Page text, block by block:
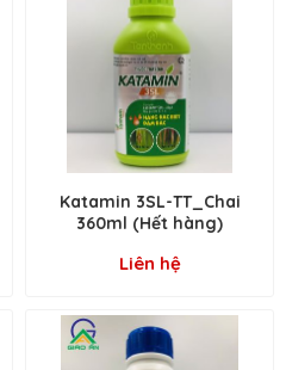
Katamin 3SL-TT_Chai
360ml (Hết hàng)
Liên hệ